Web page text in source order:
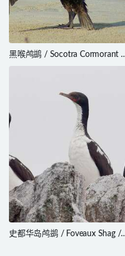
黑喉鸬鹚 / Socotra Cormorant /
Phalacrocorax nigrogularis
史都华岛鸬鹚 / Foveaux Shag /